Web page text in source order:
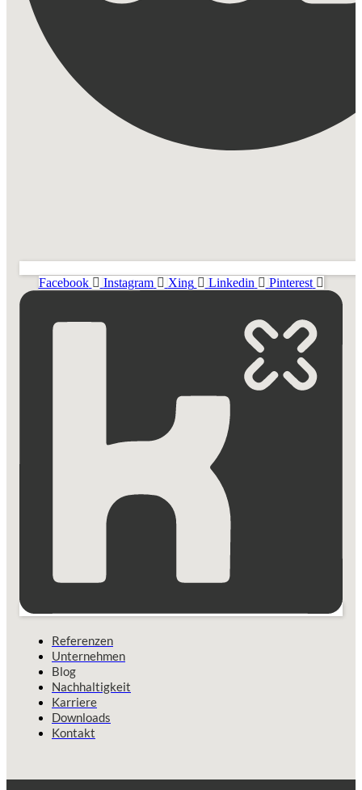
Facebook Instagram Xing Linkedin Pinterest
Referenzen
Unternehmen
Blog
Nachhaltigkeit
Karriere
Downloads
Kontakt